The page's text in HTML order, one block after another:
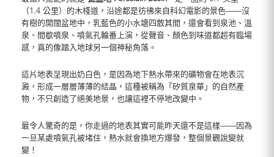
（1.4 公里）的木棧道，沿途都是彷彿來自科幻電影的景色——沒
有樹的開闊盆地中，乳藍色的小水塘四散其間，還會看到泉池、溫
泉、間歇噴泉、噴氣孔輪番上演，從聲音、顏色到味道都超有臨場
感，真的像踏入地球另一個神秘角落。
這片地表呈現出奶白色，是因為地下熱水帶來的礦物會在地表沉
澱，形成一層層薄薄的結晶，這種被稱為「矽質泉華」的自然產
物，不只創造了絕美地景，也讓這裡不停地改變中。
最令人驚奇的是，你走過的地表其實可能昨天還不是這樣——因為
一旦某處噴氣孔被堵住，熱水就會換地方爆發，整個景觀說變就
變！